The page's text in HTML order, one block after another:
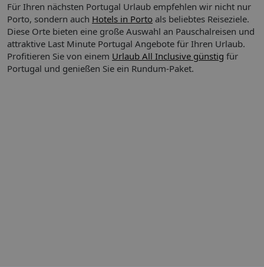
Für Ihren nächsten Portugal Urlaub empfehlen wir nicht nur
Porto, sondern auch Hotels in Porto als beliebtes Reiseziele.
Diese Orte bieten eine große Auswahl an Pauschalreisen und
attraktive Last Minute Portugal Angebote für Ihren Urlaub.
Profitieren Sie von einem Urlaub All Inclusive günstig für
Portugal und genießen Sie ein Rundum-Paket.